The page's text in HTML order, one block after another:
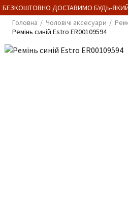
ДОСТАВИМО БУДЬ-ЯКИЙ
Головна
Чоловічі аксесуари
Ремінь синій Estro ER00109594